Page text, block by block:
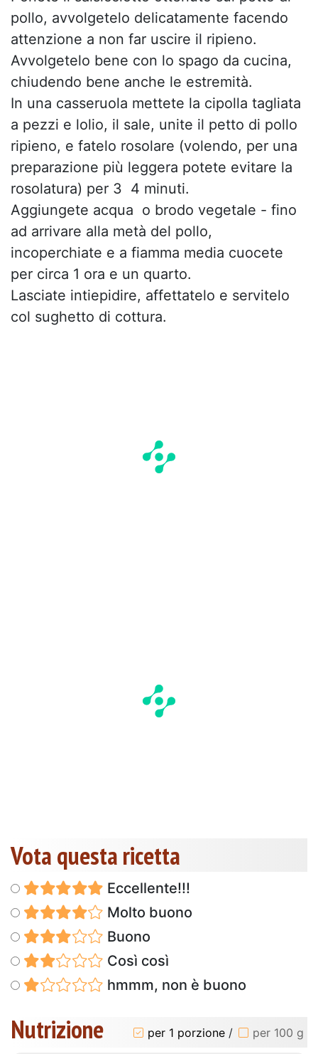
pollo, avvolgetelo delicatamente facendo
attenzione a non far uscire il ripieno.
Avvolgetelo bene con lo spago da cucina,
chiudendo bene anche le estremità.
In una casseruola mettete la cipolla tagliata
a pezzi e lolio, il sale, unite il petto di pollo
ripieno, e fatelo rosolare (volendo, per una
preparazione più leggera potete evitare la
rosolatura) per 3  4 minuti.
Aggiungete acqua  o brodo vegetale - fino
ad arrivare alla metà del pollo,
incoperchiate e a fiamma media cuocete
per circa 1 ora e un quarto.
Lasciate intiepidire, affettatelo e servitelo
col sughetto di cottura.
Vota questa ricetta
Eccellente!!!
Molto buono
Buono
Così così
hmmm, non è buono
Nutrizione per 1 porzione / per 100 g